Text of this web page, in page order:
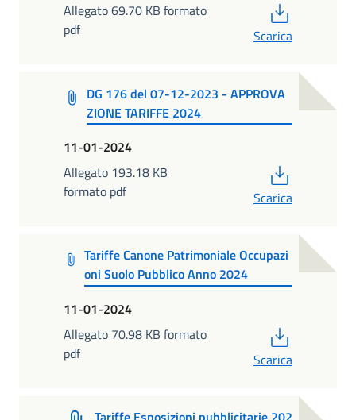
Allegato 69.70 KB formato
pdf
Scarica
DG 176 del 07-12-2023 - APPROVA
ZIONE TARIFFE 2024
11-01-2024
Allegato 193.18 KB
formato pdf
Scarica
Tariffe Canone Patrimoniale Occupazi
oni Suolo Pubblico Anno 2024
11-01-2024
Allegato 70.98 KB formato
pdf
Scarica